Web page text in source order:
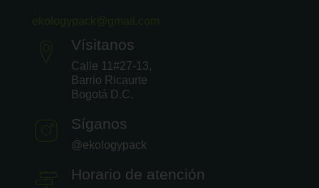
Vísitanos
Calle 11#27-13,
Barrio Ricaurte
Bogotá D.C.
Síganos
@ekologypack
Horario de atención